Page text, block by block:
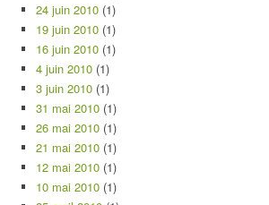
24 juin 2010 (1)
19 juin 2010 (1)
16 juin 2010 (1)
4 juin 2010 (1)
3 juin 2010 (1)
31 mai 2010 (1)
26 mai 2010 (1)
21 mai 2010 (1)
12 mai 2010 (1)
10 mai 2010 (1)